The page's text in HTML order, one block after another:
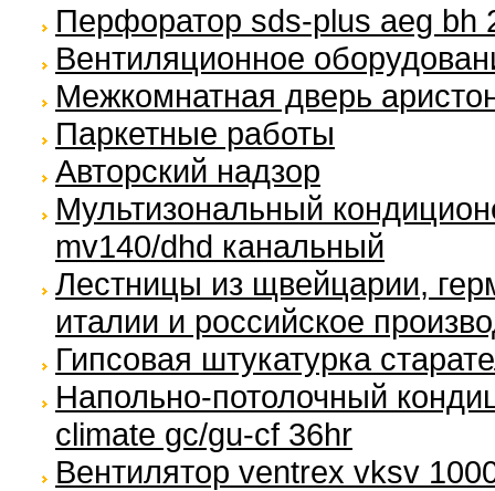
Перфоратор sds-plus aeg bh
Вентиляционное
Межкомнатная дверь
Паркетные работы
Авторский надзор
Мультизональный
mv140/dhd канальный
Лестницы из щвейцарии,
италии и российское
Гипсовая штукатурка
Напольно-потолочный
climate gc/gu-cf 36hr
Вентилятор ventrex vksv